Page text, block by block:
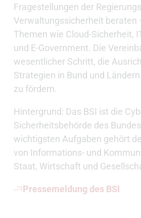
Fragestellungen der
Verwaltungssicherheit beraten
Themen wie Cloud-Sicherheit,
und E-Government. Die
wesentlicher Schritt, die
Strategien in Bund und
zu fördern.
Hintergrund: Das BSI ist die
Sicherheitsbehörde des
wichtigsten Aufgaben gehört
von Informations- und
Staat, Wirtschaft und
Pressemeldung des BSI